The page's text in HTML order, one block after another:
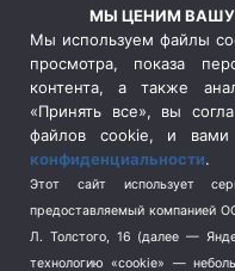
(510)
Сельское хозяйство (3)
Социальная политика
(3)
Спецоперация в Украине
Спецоперация на Украине
Спорт (740)
Терроризм (1)
Транспорт (262)
МЫ ЦЕНИМ ВАШУ
Мы используем файлы
просмотра, показа
контента, а также
«Принять все», вы
файлов cookie, и
конфиденциальности.
Этот сайт использует
предоставляемый компанией
Л. Толстого, 16 (далее —
технологию «cookie» —